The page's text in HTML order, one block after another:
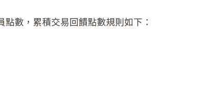
數，累積交易回饋點數規則如下：